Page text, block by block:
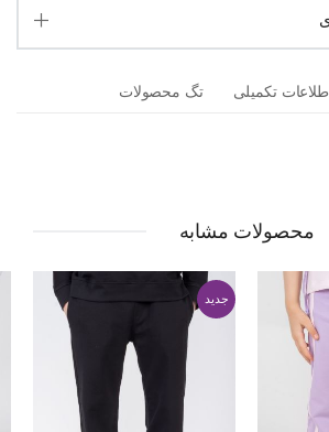
تکمیلی تگ محصولات
محصولات مشابه
جدید